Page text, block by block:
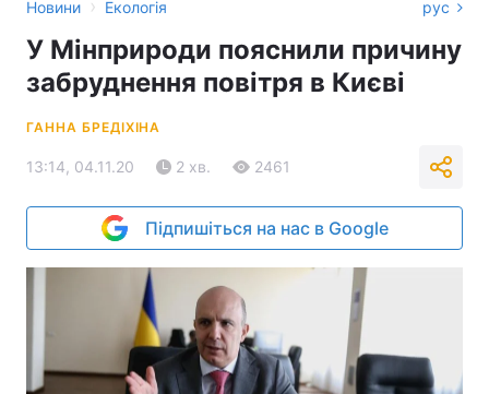
Новини › Екологія рус
У Мінприроди пояснили причину
забруднення повітря в Києві
ГАННА БРЕДІХІНА
13:14, 04.11.20 2 хв. 2461
Підпишіться на нас в Google